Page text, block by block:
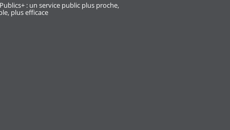
: un service public plus proche,
plus efficace